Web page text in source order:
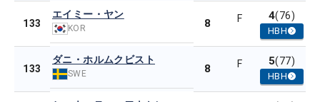
133
エイミー・ヤン
KOR 8 F 4(76)
HBH
133
ダニ・ホルムクビスト
SWE 8 F 5(77)
HBH